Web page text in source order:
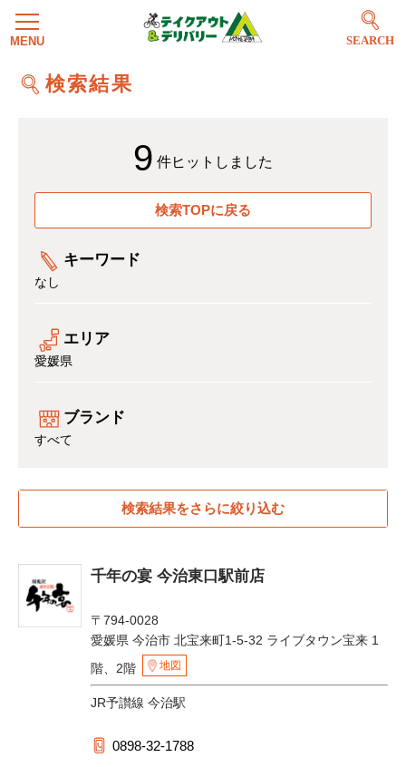
SEARCH
検索結果
9 件ヒットしました
検索TOPに戻る
キーワード
なし
エリア
愛媛県
ブランド
すべて
検索結果をさらに絞り込む
千年の宴 今治東口駅前店
〒794-0028
愛媛県 今治市 北宝来町1-5-32 ライブタウン宝来 1
階、2階
地図
JR予讃線 今治駅
0898-32-1788